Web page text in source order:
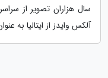
سال هزاران تصویر از
آلکس وایدز از ایتالیا به